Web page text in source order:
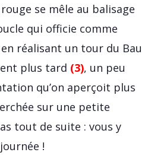
se mêle au balisage
qui officie comme
réalisant un tour du Bau
plus tard (3), un peu
qu’on aperçoit plus
sur une petite
tout de suite : vous y
!